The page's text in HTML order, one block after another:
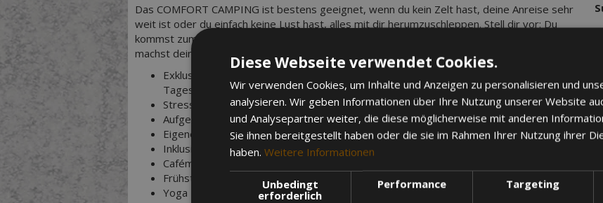
Das COMFORT CAMPING ist bestens geeignet, wenn du kein Zelt hast, deine Anreise sehr
weit ist oder du einfach keine Lust hast, alles mit dir herumzuschleppen. Stell dir vor: Du
kommst zum Festivalgelände, dein Zelt steht bereits, du musst nur noch einziehen und
machst dein erstes Bier auf, während die anderen noch mit dem Aufbau beschäftigt sind.
Exklusiver Bereich mit eigenem Parkplatz für ein Auto, weitere Autos müssen auf dem
Tagesparkplatz geparkt werden. (Anreiseslot wird benötigt)
Stressfreie Anreise
Aufgebaute Zelte
Eigene Rezeption
Inklusive Shit 'n' Shower Station
Cafémobil
Frühstücksangebot
Yoga
Diese Webseite verwendet Cookies.
Wir verwenden Cookies, um Inhalte und Anzeigen zu personalisieren und
analysieren. Wir geben Informationen über Ihre Nutzung unserer Website
und Analysepartner weiter, die diese möglicherweise mit anderen
Sie ihnen bereitgestellt haben oder die sie im Rahmen Ihrer Nutzung ihrer
haben. Weitere Informationen
Unbedingt
erforderlich
Performance Targeting